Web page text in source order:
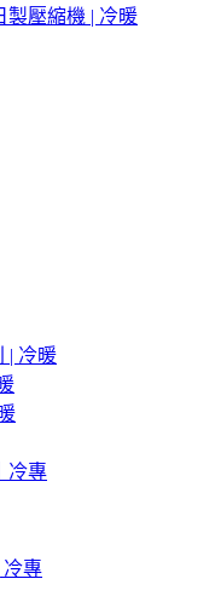
製壓縮機 | 冷暖
| 冷暖
冷專
冷專